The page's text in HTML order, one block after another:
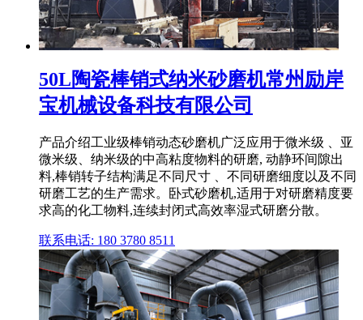
50L陶瓷棒销式纳米砂磨机常州励岸
宝机械设备科技有限公司
产品介绍工业级棒销动态砂磨机广泛应用于微米级 、亚
微米级、纳米级的中高粘度物料的研磨, 动静环间隙出
料,棒销转子结构满足不同尺寸 、不同研磨细度以及不同
研磨工艺的生产需求。卧式砂磨机,适用于对研磨精度要
求高的化工物料,连续封闭式高效率湿式研磨分散。
联系电话: 180 3780 8511